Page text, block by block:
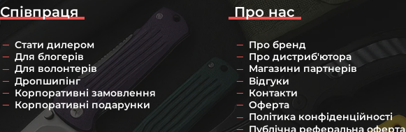
Про нас
Про бренд
Про дистриб'ютора
Магазини партнерів
Відгуки
Контакти
Оферта
Політика конфіденційності
Публічна реферальна оферта
Співпраця
Стати дилером
Для блогерів
Для волонтерів
Дропшипінг
Корпоративні замовлення
Корпоративні подарунки